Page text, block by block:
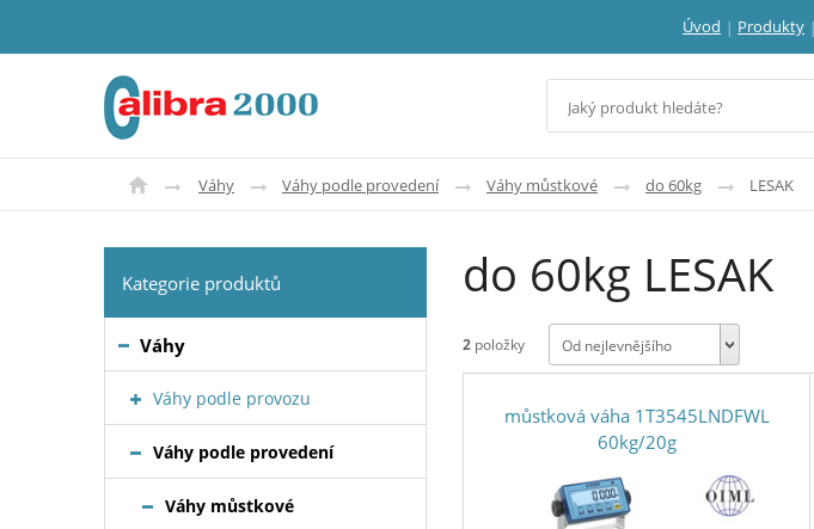
Úvod Produkty
Váhy Váhy podle provedení Váhy můstkové do 60kg LESAK
do 60kg LESAK
2 položky Od nejlevnějšího
můstková váha 1T3545LNDFWL
60kg/20g
Kategorie produktů
Váhy
Váhy podle provozu
Váhy podle provedení
Váhy můstkové